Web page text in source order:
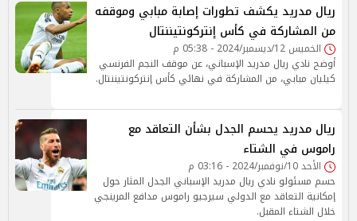
ريال مدريد يكشف تطورات إصابة مبابي وموقفه
من المشاركة في كأس إنتركونتيننتال
الخميس 12/ديسمبر/2024 - 05:38 م
أوضح نادي ريال مدريد الإسباني، عن موقف النجم الفرنسي
كيليان مبابي، من المشاركة في نهائي كأس إنتركونتيننتال.
ريال مدريد يحسم الجدل بشأن التعاقد مع
راموس في الشتاء
الأحد 10/نوفمبر/2024 - 03:16 م
حسم مسئولو نادي ريال مدريد الإسباني الجدل المثار حول
إمكانية التعاقد مع الدولي سيرجيو راموس مدافع المرينجي
خلال الشتاء المقبل.